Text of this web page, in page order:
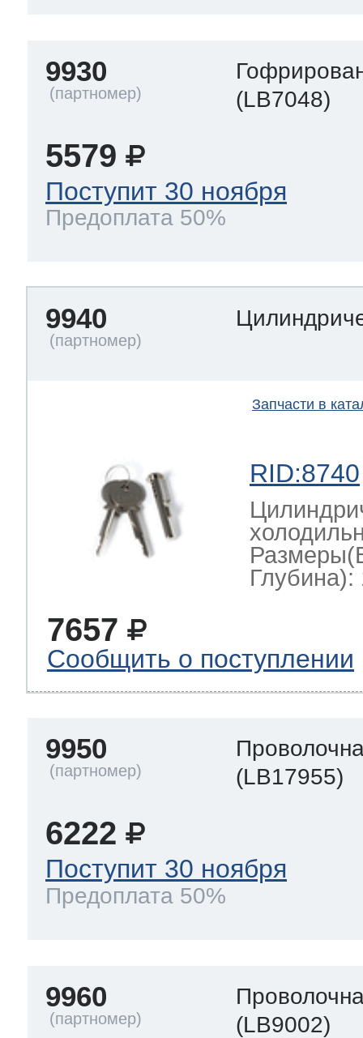
9930
(LB7048)
5579
Поступит 30 ноября
Предоплата 50%
9940
Запчасти в
RID:8740
Глубина):
7657
Сообщить о поступлении
9950
(LB17955)
6222
Поступит 30 ноября
Предоплата 50%
9960
(LB9002)